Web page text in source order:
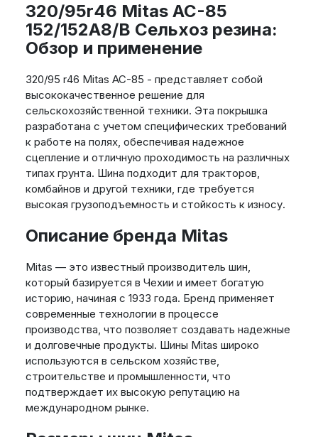
320/95r46 Mitas AC-85
152/152A8/B Сельхоз резина:
Обзор и применение
320/95 r46 Mitas AC-85 - представляет собой
высококачественное решение для
сельскохозяйственной техники. Эта покрышка
разработана с учетом специфических требований
к работе на полях, обеспечивая надежное
сцепление и отличную проходимость на различных
типах грунта. Шина подходит для тракторов,
комбайнов и другой техники, где требуется
высокая грузоподъемность и стойкость к износу.
Описание бренда Mitas
Mitas — это известный производитель шин,
который базируется в Чехии и имеет богатую
историю, начиная с 1933 года. Бренд применяет
современные технологии в процессе
производства, что позволяет создавать надежные
и долговечные продукты. Шины Mitas широко
используются в сельском хозяйстве,
строительстве и промышленности, что
подтверждает их высокую репутацию на
международном рынке.